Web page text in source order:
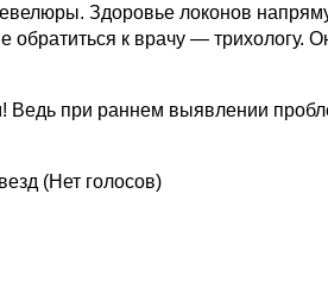
Здоровье локонов
к врачу — трихологу.
Ведь при раннем выявлении
(Нет голосов)